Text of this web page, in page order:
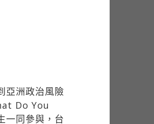
亞洲政治風險
Do You
一同參與，台